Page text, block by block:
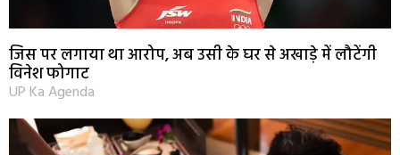
जिस पर लगाया था आरोप, अब उसी के घर से अखाड़े में लौटेंगी
विनेश फोगाट
UP Ka Agenda